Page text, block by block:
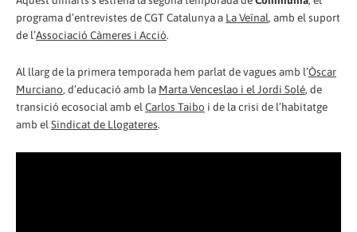
programa d’entrevistes de CGT Catalunya a La Veïnal, amb el suport
de l’Associació Càmeres i Acció.
Al llarg de la primera temporada hem parlat de vagues amb l’Òscar
Murciano, d’educació amb la Marta Venceslao i el Jordi Solé, de
transició ecosocial amb el Carlos Taibo i de la crisi de l’habitatge
amb el Sindicat de Llogateres.